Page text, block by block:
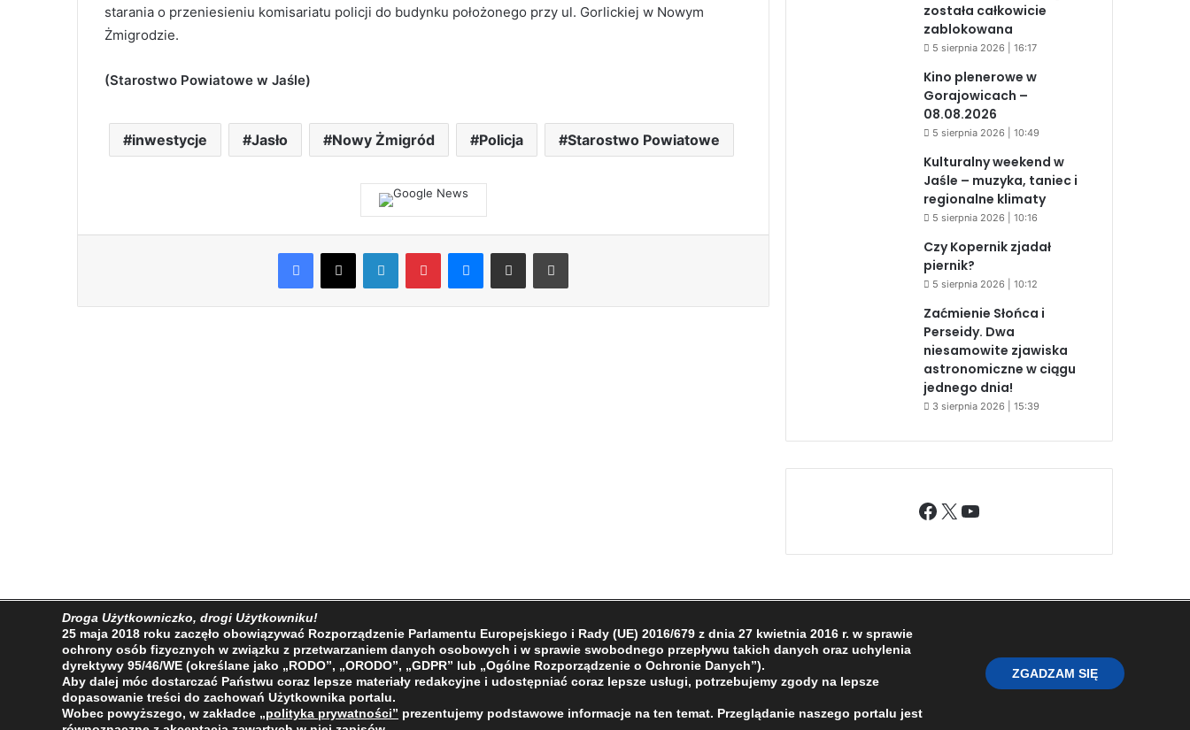
starania o przeniesieniu komisariatu policji do budynku położonego przy ul. Gorlickiej w Nowym
Żmigrodzie.
(Starostwo Powiatowe w Jaśle)
inwestycje Jasło Nowy Żmigród Policja Starostwo Powiatowe
Facebook
X LinkedInPinterestMessenger
Share via Email Print
została całkowicie
zablokowana
5 sierpnia 2026 | 16:17
Kino plenerowe w
Gorajowicach –
08.08.2026
5 sierpnia 2026 | 10:49
Kulturalny weekend w
Jaśle – muzyka, taniec i
regionalne klimaty
5 sierpnia 2026 | 10:16
Czy Kopernik zjadał
piernik?
5 sierpnia 2026 | 10:12
Zaćmienie Słońca i
Perseidy. Dwa
niesamowite zjawiska
astronomiczne w ciągu
jednego dnia!
3 sierpnia 2026 | 15:39
Facebook
X YouTube
2009 - 2026 © Wszelkie prawa zastrzeżone O NAS REDAKCJA
Droga Użytkowniczko, drogi Użytkowniku!
25 maja 2018 roku zaczęło obowiązywać Rozporządzenie Parlamentu Europejskiego i Rady (UE) 2016/679 z dnia 27 kwietnia 2016 r. w sprawie
ochrony osób fizycznych w związku z przetwarzaniem danych osobowych i w sprawie swobodnego przepływu takich danych oraz uchylenia
dyrektywy 95/46/WE (określane jako „RODO”, „ORODO”, „GDPR” lub „Ogólne Rozporządzenie o Ochronie Danych”).
Aby dalej móc dostarczać Państwu coraz lepsze materiały redakcyjne i udostępniać coraz lepsze usługi, potrzebujemy zgody na lepsze
dopasowanie treści do zachowań Użytkownika portalu.
Wobec powyższego, w zakładce „polityka prywatności” prezentujemy podstawowe informacje na ten temat. Przeglądanie naszego portalu jest
ZGADZAM SIĘ